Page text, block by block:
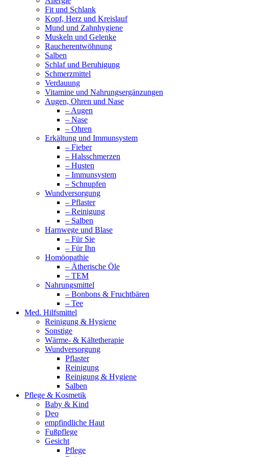
Fit und Schlank
Kopf, Herz und Kreislauf
Mund und Zahnhygiene
Muskeln und Gelenke
Raucherentwöhnung
Salben
Schlaf und Beruhigung
Schmerzmittel
Verdauung
Vitamine und Nahrungsergänzungen
Augen, Ohren und Nase
– Augen
– Nase
– Ohren
Erkältung und Immunsystem
– Fieber
– Halsschmerzen
– Husten
– Immunsystem
– Schnupfen
Wundversorgung
– Pflaster
– Reinigung
– Salben
Harnwege und Blase
– Für Sie
– Für Ihn
Homöopathie
– Ätherische Öle
– TEM
Nahrungsmittel
– Bonbons & Fruchtbären
– Tee
Med. Hilfsmittel
Reinigung & Hygiene
Sonstige
Wärme- & Kältetherapie
Wundversorgung
Pflaster
Reinigung
Reinigung & Hygiene
Salben
Pflege & Kosmetik
Baby & Kind
Deo
empfindliche Haut
Fußpflege
Gesicht
Pflege